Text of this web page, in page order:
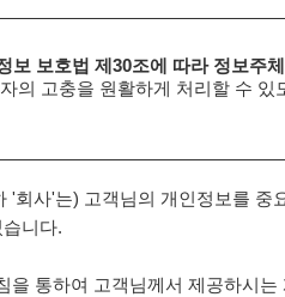
보 보호법 제30조에 따라 정보주
의 고충을 원활하게 처리할 수 있
'회사'는) 고객님의 개인정보를 중
니다.
을 통하여 고객님께서 제공하시